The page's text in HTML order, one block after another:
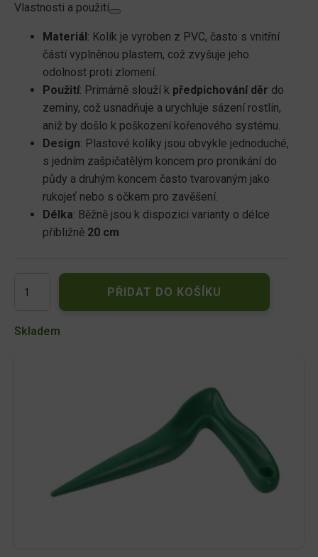
Vlastnosti a použití
Materiál : Kolík je vyroben z PVC, často s vnitřní
částí vyplněnou plastem, což zvyšuje jeho
odolnost proti zlomení.
Použití: Primárně slouží k předpichování děr do
zeminy, což usnadňuje a urychluje sázení rostlin,
aniž by došlo k poškození kořenového systému.
Design: Plastové kolíky jsou obvykle jednoduché,
s jedním zašpičatělým koncem pro pronikání do
půdy a druhým koncem často tvarovaným jako
rukojeť nebo s očkem pro zavěšení.
Délka: Běžně jsou k dispozici varianty o délce
přibližně 20 cm
sázecí
množství
PŘIDAT DO KOŠÍKU
Skladem